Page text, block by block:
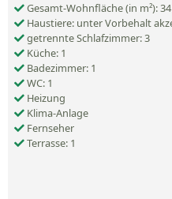
Gesamt-Wohnfläche (in m²): 34
Haustiere: unter Vorbehalt
getrennte Schlafzimmer: 3
Küche: 1
Badezimmer: 1
WC: 1
Heizung
Klima-Anlage
Fernseher
Terrasse: 1